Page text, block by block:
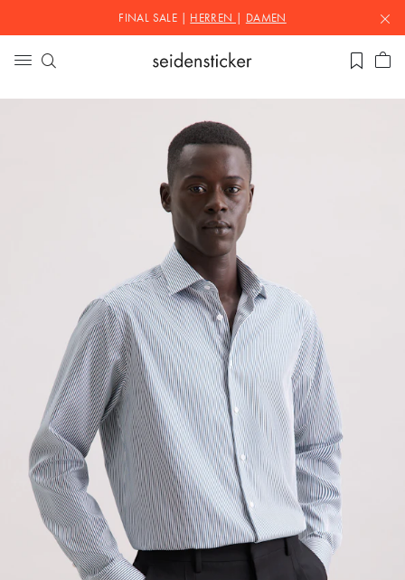
FINAL SALE | HERREN DAMEN